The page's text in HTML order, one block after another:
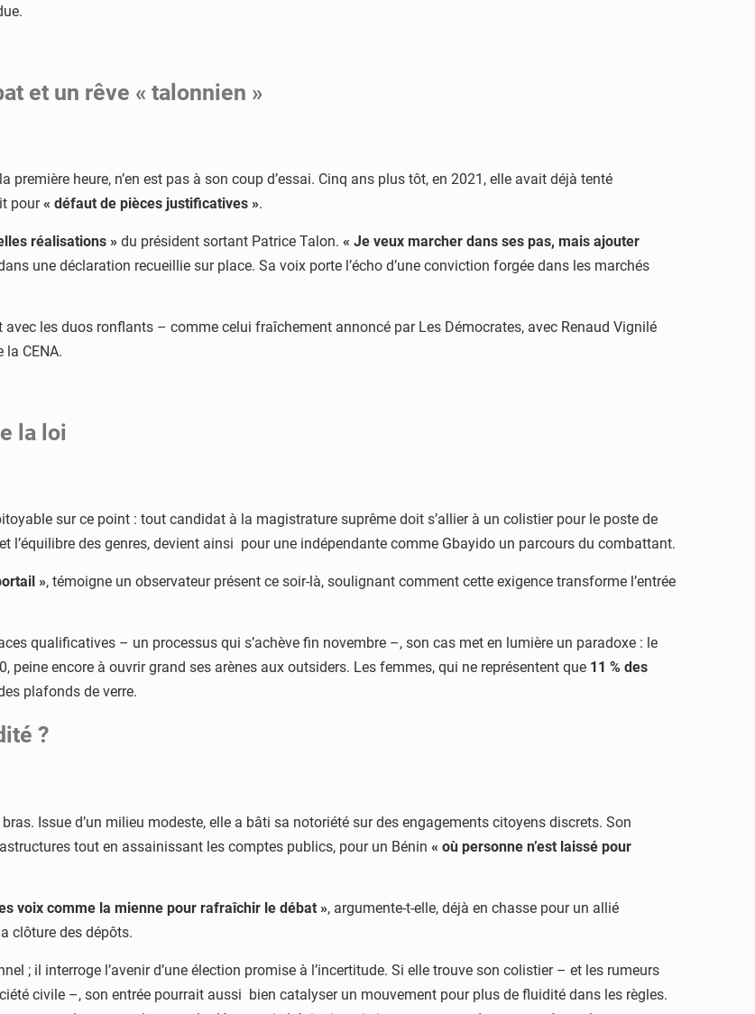
et un rêve « talonnien »
heure, n’en est pas à son coup d’essai. Cinq ans plus tôt, en 2021, elle avait déjà tenté
pour« défaut de pièces justificatives ».
réalisations » du président sortant Patrice Talon. « Je veux marcher dans ses pas, mais ajouter
une déclaration recueillie sur place. Sa voix porte l’écho d’une conviction forgée dans les marchés
les duos ronflants – comme celui fraîchement annoncé par Les Démocrates, avec Renaud Vignilé
CENA.
la loi
sur ce point : tout candidat à la magistrature suprême doit s’allier à un colistier pour le poste de
l’équilibre des genres, devient ainsi pour une indépendante comme Gbayido un parcours du combattant.
», témoigne un observateur présent ce soir-là, soulignant comment cette exigence transforme l’entrée
qualificatives – un processus qui s’achève fin novembre –, son cas met en lumière un paradoxe : le
peine encore à ouvrir grand ses arènes aux outsiders. Les femmes, qui ne représentent que 11 % des
plafonds de verre.
?
Issue d’un milieu modeste, elle a bâti sa notoriété sur des engagements citoyens discrets. Son
tout en assainissant les comptes publics, pour un Bénin « où personne n’est laissé pour
voix comme la mienne pour rafraîchir le débat », argumente-t-elle, déjà en chasse pour un allié
clôture des dépôts.
; il interroge l’avenir d’une élection promise à l’incertitude. Si elle trouve son colistier – et les rumeurs
civile –, son entrée pourrait aussi bien catalyser un mouvement pour plus de fluidité dans les règles.